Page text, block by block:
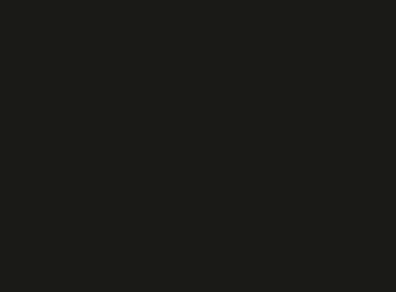
Walner
no